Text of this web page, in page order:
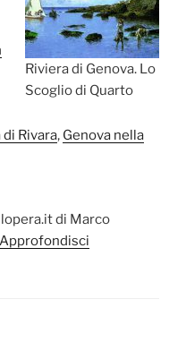
Riviera di Genova. Lo
Scoglio di Quarto
di Rivara, Genova nella
di Marco
Approfondisci